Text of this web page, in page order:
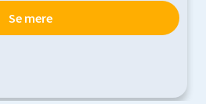
er funktionelle stammer med
og forbedret af
der effektivt sikrer
Se mere